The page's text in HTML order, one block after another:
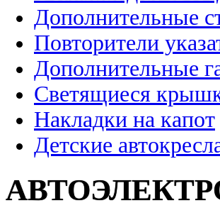
Дополнительные
Повторители
Дополнительные
Светящиеся
Накладки на капот
Детские